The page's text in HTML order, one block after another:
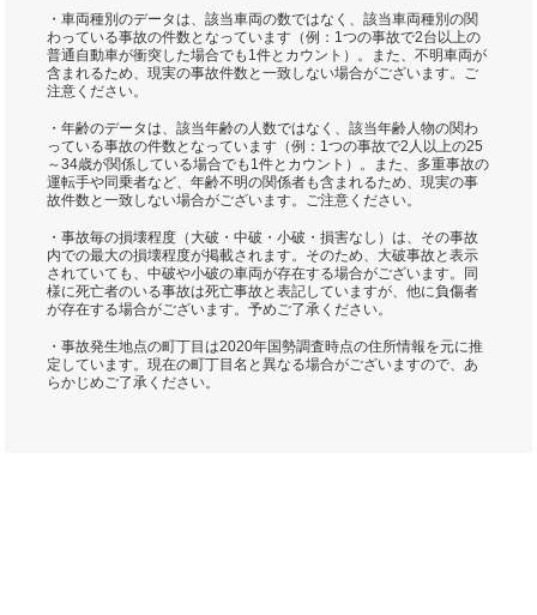
・車両種別のデータは、該当車両の数ではなく、該当車両種別の関
わっている事故の件数となっています（例：1つの事故で2台以上の
普通自動車が衝突した場合でも1件とカウント）。また、不明車両が
含まれるため、現実の事故件数と一致しない場合がございます。ご
注意ください。
・年齢のデータは、該当年齢の人数ではなく、該当年齢人物の関わ
っている事故の件数となっています（例：1つの事故で2人以上の25
～34歳が関係している場合でも1件とカウント）。また、多重事故の
運転手や同乗者など、年齢不明の関係者も含まれるため、現実の事
故件数と一致しない場合がございます。ご注意ください。
・事故毎の損壊程度（大破・中破・小破・損害なし）は、その事故
内での最大の損壊程度が掲載されます。そのため、大破事故と表示
されていても、中破や小破の車両が存在する場合がございます。同
様に死亡者のいる事故は死亡事故と表記していますが、他に負傷者
が存在する場合がございます。予めご了承ください。
・事故発生地点の町丁目は2020年国勢調査時点の住所情報を元に推
定しています。現在の町丁目名と異なる場合がございますので、あ
らかじめご了承ください。